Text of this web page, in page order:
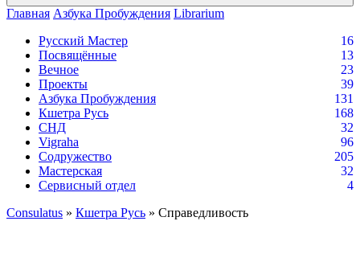
Главная Азбука Пробуждения Librarium
Русский Мастер
16
Посвящённые
13
Вечное
23
Проекты
39
Азбука Пробуждения
131
Кшетра Русь
168
СНД
32
Vigraha
96
Содружество
205
Мастерская
32
Сервисный отдел
4
Consulatus » Кшетра Русь » Справедливость